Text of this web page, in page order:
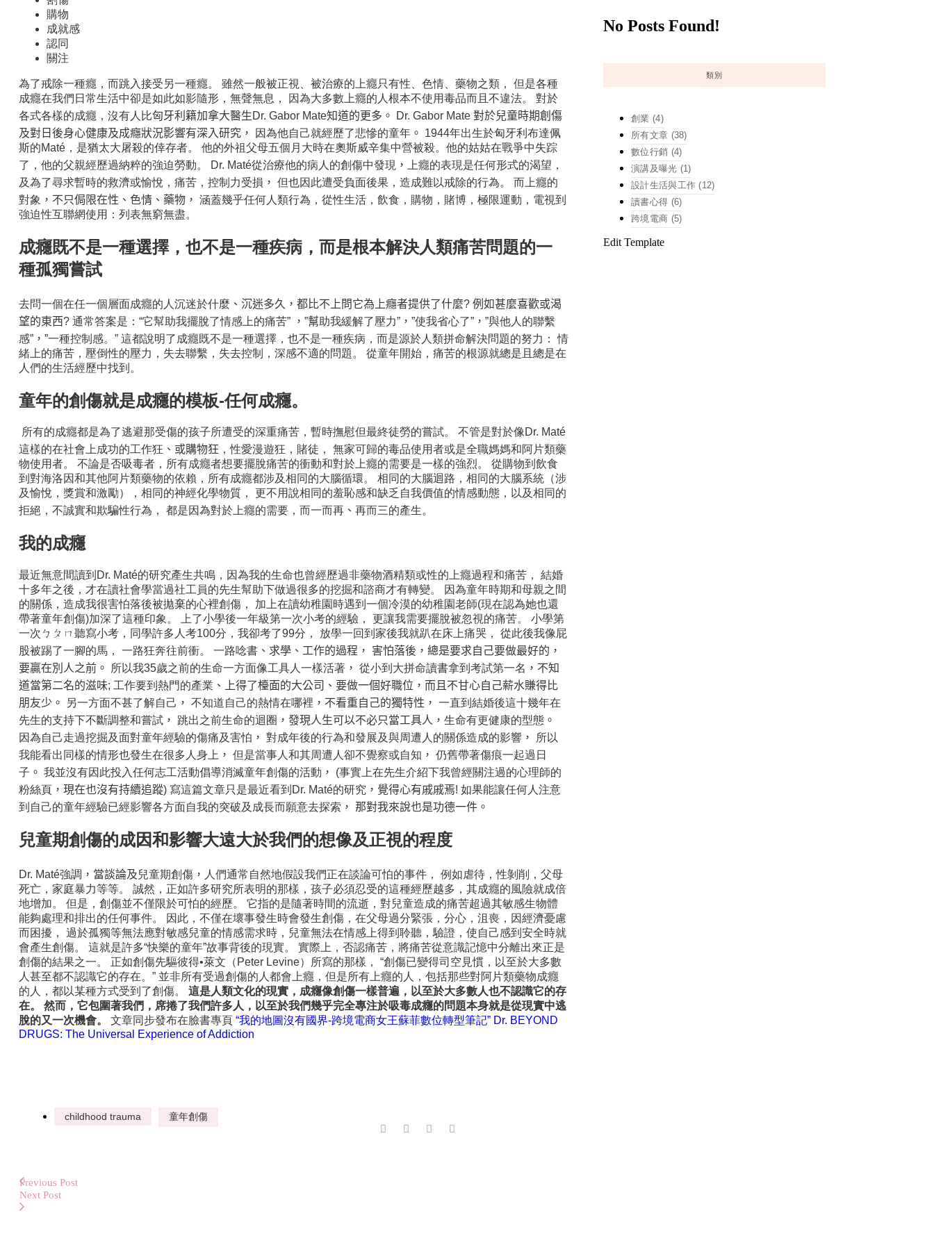
購物
成就感
認同
關注
為了戒除一種癮，而跳入接受另一種癮。 雖然一般被正視、被治療的上癮只有性、色情、藥物之類， 但是各種
成癮在我們日常生活中卻是如此如影隨形，無聲無息， 因為大多數上癮的人根本不使用毒品而且不違法。 對於
各式各樣的成癮，沒有人比匈牙利籍加拿大醫生Dr. Gabor Mate知道的更多。 Dr. Gabor Mate 對於兒童時期創傷
及對日後身心健康及成癮狀況影響有深入研究 ， 因為他自己就經歷了悲慘的童年 。 1944年出生於匈牙利布達佩
斯的Maté，是猶太大屠殺的倖存者。 他的外祖父母五個月大時在奧斯威辛集中營被殺。他的姑姑在戰爭中失踪
了，他的父親經歷過納粹的強迫勞動。 Dr. Maté從治療他的病人的創傷中發現 ，
上癮的表現是任何形式的渴望，
及為了尋求暫時的救濟或愉悅，痛苦，控制力受損 ， 但也因此遭受負面後果，造成難以戒除的行為。 而上癮的
對象 ，不只侷限在性、色情、藥物， 涵蓋幾乎任何人類行為，從性生活，飲食，購物，賭博，極限運動，電視到
強迫性互聯網使用：列表無窮無盡。
成癮既不是一種選擇，也不是一種疾病，而是根本解決人類痛苦問題的一
種孤獨嘗試
去問一個在任一個層面成癮的人沉迷於什麼 、沉迷多久，都比不上問它為上癮者提供了什麼? 例如甚麼喜歡或渴
望的東西? 通常答案是：“它幫助我擺脫了情感上的痛苦” ，”幫助我緩解了壓力” ，”使我省心了” ，”與他人的聯繫
感” ，”一種控制感。” 這都說明了成癮既不是一種選擇，也不是一種疾病，而是源於人類拼命解決問題的努力： 情
緒上的痛苦，壓倒性的壓力，失去聯繫，失去控制，深感不適的問題。 從童年開始，痛苦的根源就總是且總是在
人們的生活經歷中找到。
童年的創傷就是成癮的模板-任何成癮。
所有的成癮都是為了逃避那受傷的孩子所遭受的深重痛苦，暫時撫慰但最終徒勞的嘗試。 不管是對於像Dr. Maté
這樣的在社會上成功的工作狂 、或購物狂 ，性愛漫遊狂，賭徒， 無家可歸的毒品使用者或是全職媽媽和阿片類藥
物使用者。 不論是否吸毒者，所有成癮者想要擺脫痛苦的衝動和對於上癮的需要是一樣的強烈。 從購物到飲食
到對海洛因和其他阿片類藥物的依賴，所有成癮都涉及相同的大腦循環。 相同的大腦迴路，相同的大腦系統（涉
及愉悅，獎賞和激勵），相同的神經化學物質， 更不用說相同的羞恥感和缺乏自我價值的情感動態，以及相同的
拒絕，不誠實和欺騙性行為， 都是因為對於上癮的需要，而一而再 、 再而三的產生。
我的成癮
最近無意間讀到Dr. Maté的研究產生共鳴，因為我的生命也曾經歷過非藥物酒精類或性的上癮過程和痛苦， 結婚
十多年之後，才在讀社會學當過社工員的先生幫助下做過很多的挖掘和諮商才有轉變。 因為童年時期和母親之間
的關係，造成我很害怕落後被拋棄的心裡創傷， 加上在讀幼稚園時遇到一個冷漠的幼稚園老師(現在認為她也還
帶著童年創傷)加深了這種印象。 上了小學後一年級第一次小考的經驗， 更讓我需要擺脫被忽視的痛苦。 小學第
一次ㄅㄆㄇ聽寫小考，同學許多人考100分，我卻考了99分， 放學一回到家後我就趴在床上痛哭， 從此後我像屁
股被踢了一腳的馬， 一路狂奔往前衝。 一路唸書 、求學、工作的過程，
害怕落後，總是要求自己要做最好的，
要贏在別人之前。
所以我35歲之前的生命一方面像工具人一樣活著 ， 從小到大拼命讀書拿到考試第一名 ，不知
道當第二名的滋味; 工作要到熱門的產業 、上得了檯面的大公司、要做一個好職位，而且不甘心自己薪水賺得比
朋友少。
另一方面不甚了解自己 ， 不知道自己的熱情在哪裡 ，不看重自己的獨特性， 一直到結婚後這十幾年在
先生的支持下不斷調整和嘗試 ， 跳出之前生命的迴圈 ，發現人生可以不必只當工具人， 生命有更健康的型態 。
因為自己走過挖掘及面對童年經驗的傷痛及害怕 ， 對成年後的行為和發展及與周遭人的關係造成的影響 ，
所以
我能看出同樣的情形也發生在很多人身上 ， 但是當事人和其周遭人卻不覺察或自知 ， 仍舊帶著傷痕一起過日
子 。 我並沒有因此投入任何志工活動倡導消滅童年創傷的活動 ，
(事實上在先生介紹下我曾經關注過的心理師的
粉絲頁 ，現在也沒有持續追蹤) 寫這篇文章只是最近看到Dr. Maté的研究 ，覺得心有戚戚焉! 如果能讓任何人注意
到自己的童年經驗已經影響各方面自我的突破及成長而願意去探索 ， 那對我來說也是功德一件。
兒童期創傷的成因和影響大遠大於我們的想像及正視的程度
Dr. Maté強調 ，當談論及兒童期創傷 ， 人們通常自然地假設我們正在談論可怕的事件， 例如虐待，性剝削，父母
死亡，家庭暴力等等。 誠然，正如許多研究所表明的那樣，孩子必須忍受的這種經歷越多，其成癮的風險就成倍
地增加。 但是，創傷並不僅限於可怕的經歷。 它指的是隨著時間的流逝，對兒童造成的痛苦超過其敏感生物體
能夠處理和排出的任何事件。 因此，不僅在壞事發生時會發生創傷，在父母過分緊張，分心，沮喪，因經濟憂慮
而困擾， 過於孤獨等無法應對敏感兒童的情感需求時，兒童無法在情感上得到聆聽，驗證，使自己感到安全時就
會產生創傷。 這就是許多“快樂的童年”故事背後的現實。 實際上，否認痛苦，將痛苦從意識記憶中分離出來正是
創傷的結果之一。 正如創傷先驅彼得•萊文（Peter Levine）所寫的那樣， “創傷已變得司空見慣，以至於大多數
人甚至都不認識它的存在。” 並非所有受過創傷的人都會上癮，但是所有上癮的人，包括那些對阿片類藥物成癮
的人，都以某種方式受到了創傷。 這是人類文化的現實，成癮像創傷一樣普遍，以至於大多數人也不認識它的存
在。
然而，它包圍著我們，席捲了我們許多人，以至於我們幾乎完全專注於吸毒成癮的問題本身就是從現實中逃
脫的又一次機會。
文章同步發布在臉書專頁 “我的地圖沒有國界-跨境電商女王蘇菲數位轉型筆記” Dr. BEYOND
DRUGS: The Universal Experience of Addiction
childhood trauma 童年創傷
Previous Post
Next Post
No Posts Found!
類別
創業 (4)
所有文章 (38)
數位行銷 (4)
演講及曝光 (1)
設計生活與工作 (12)
讀書心得 (6)
跨境電商 (5)
Edit Template